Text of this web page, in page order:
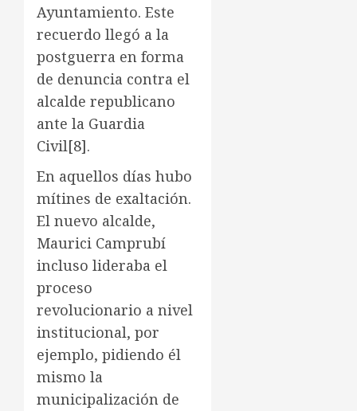
Ayuntamiento. Este
recuerdo llegó a la
postguerra en forma
de denuncia contra el
alcalde republicano
ante la Guardia
Civil[8].
En aquellos días hubo
mítines de exaltación.
El nuevo alcalde,
Maurici Camprubí
incluso lideraba el
proceso
revolucionario a nivel
institucional, por
ejemplo, pidiendo él
mismo la
municipalización de